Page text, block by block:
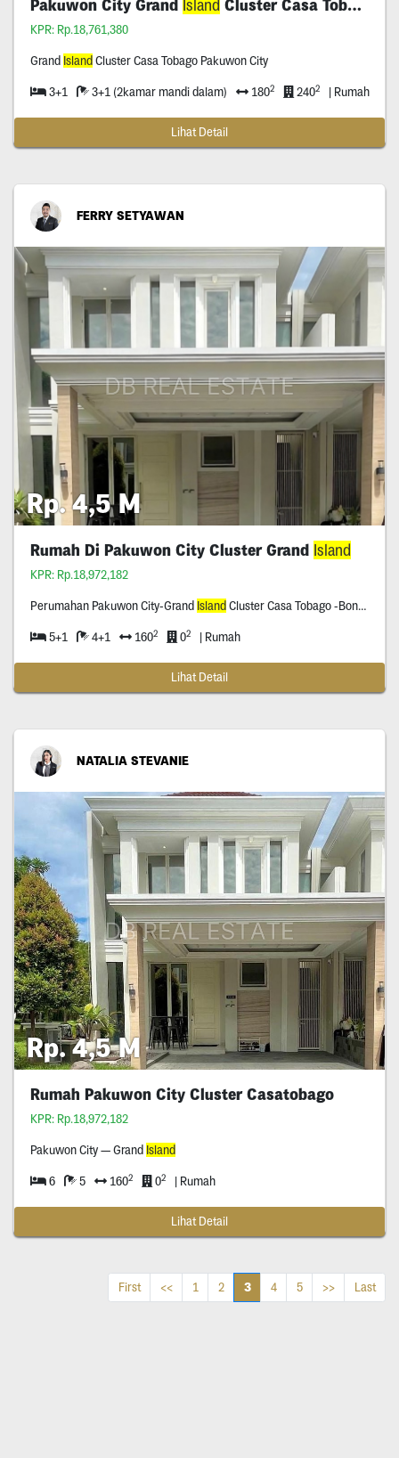
Pakuwon City Grand Island Cluster Casa Tobago
KPR: Rp.18,761,380
Grand Island Cluster Casa Tobago Pakuwon City
3+1 3+1 (2kamar mandi dalam) 1802 2402 | Rumah
Lihat Detail
FERRY SETYAWAN
Rp. 4,5 M
Rumah Di Pakuwon City Cluster Grand Island
KPR: Rp.18,972,182
Perumahan Pakuwon City-Grand Island Cluster Casa Tobago -Bonus Furnished -Row Jalan Tiga Mobil -Surat Shm -Hadap Selatan -Akses Pembantu Terpisah
5+1 4+1 1602 02 | Rumah
Lihat Detail
NATALIA STEVANIE
Rp. 4,5 M
Rumah Pakuwon City Cluster Casatobago
KPR: Rp.18,972,182
Pakuwon City — Grand Island
6 5 1602 02 | Rumah
Lihat Detail
First << 1 2 3 4 5 >> Last